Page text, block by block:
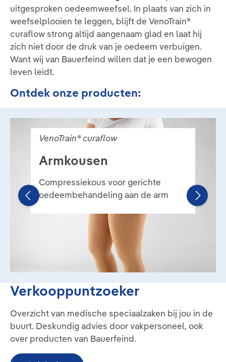
uitgesproken oedeemweefsel. In plaats van zich in
weefselplooien te leggen, blijft de VenoTrain®
curaflow strong altijd aangenaam glad en laat hij
zich niet door de druk van je oedeem verbuigen.
Want wij van Bauerfeind willen dat je een bewogen
leven leidt.
Ontdek onze producten:
Bildergalerie überspringen
VenoTrain® curaflow
Armkousen
Compressiekous voor gerichte
oedeembehandeling aan de arm
Verkooppuntzoeker
Overzicht van medische speciaalzaken bij jou in de
buurt. Deskundig advies door vakpersoneel, ook
over producten van Bauerfeind.